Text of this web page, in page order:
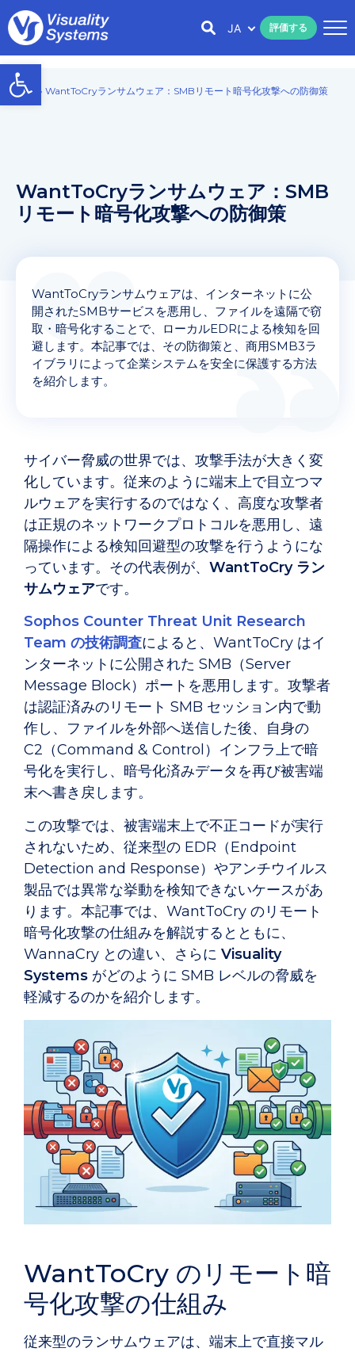
Open toolbar
評価する
JA
Home » WantToCryランサムウェア：SMBリモート暗号化攻撃への防御策
WantToCryランサムウェア：SMB
リモート暗号化攻撃への防御策
WantToCryランサムウェアは、インターネットに公
開されたSMBサービスを悪用し、ファイルを遠隔で窃
取・暗号化することで、ローカルEDRによる検知を回
避します。本記事では、その防御策と、商用SMB3ラ
イブラリによって企業システムを安全に保護する方法
を紹介します。
サイバー脅威の世界では、攻撃手法が大きく変
化しています。従来のように端末上で目立つマ
ルウェアを実行するのではなく、高度な攻撃者
は正規のネットワークプロトコルを悪用し、遠
隔操作による検知回避型の攻撃を行うようにな
っています。その代表例が、 WantToCry ラン
サムウェアです。
Sophos Counter Threat Unit Research
Team の技術調査によると、WantToCry はイ
ンターネットに公開された SMB（Server
Message Block）ポートを悪用します。攻撃者
は認証済みのリモート SMB セッション内で動
作し、ファイルを外部へ送信した後、自身の
C2（Command & Control）インフラ上で暗
号化を実行し、暗号化済みデータを再び被害端
末へ書き戻します。
この攻撃では、被害端末上で不正コードが実行
されないため、従来型の EDR（Endpoint
Detection and Response）やアンチウイルス
製品では異常な挙動を検知できないケースがあ
ります。本記事では、WantToCry のリモート
暗号化攻撃の仕組みを解説するとともに、
WannaCry との違い、さらに Visuality
Systems がどのように SMB レベルの脅威を
軽減するのかを紹介します。
WantToCry のリモート暗
号化攻撃の仕組み
従来型のランサムウェアは、端末上で直接マル